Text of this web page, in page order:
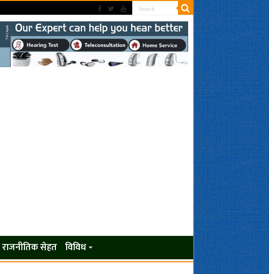
राजनीतिक सेहत विविध